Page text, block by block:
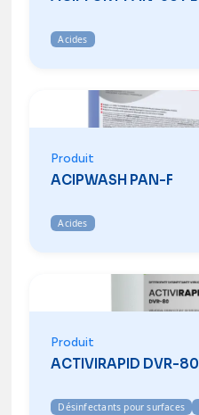
Acides
Produit
ACIPWASH PAN-F
Acides
Produit
ACTIVIRAPID DVR-80
Désinfectants pour surfaces